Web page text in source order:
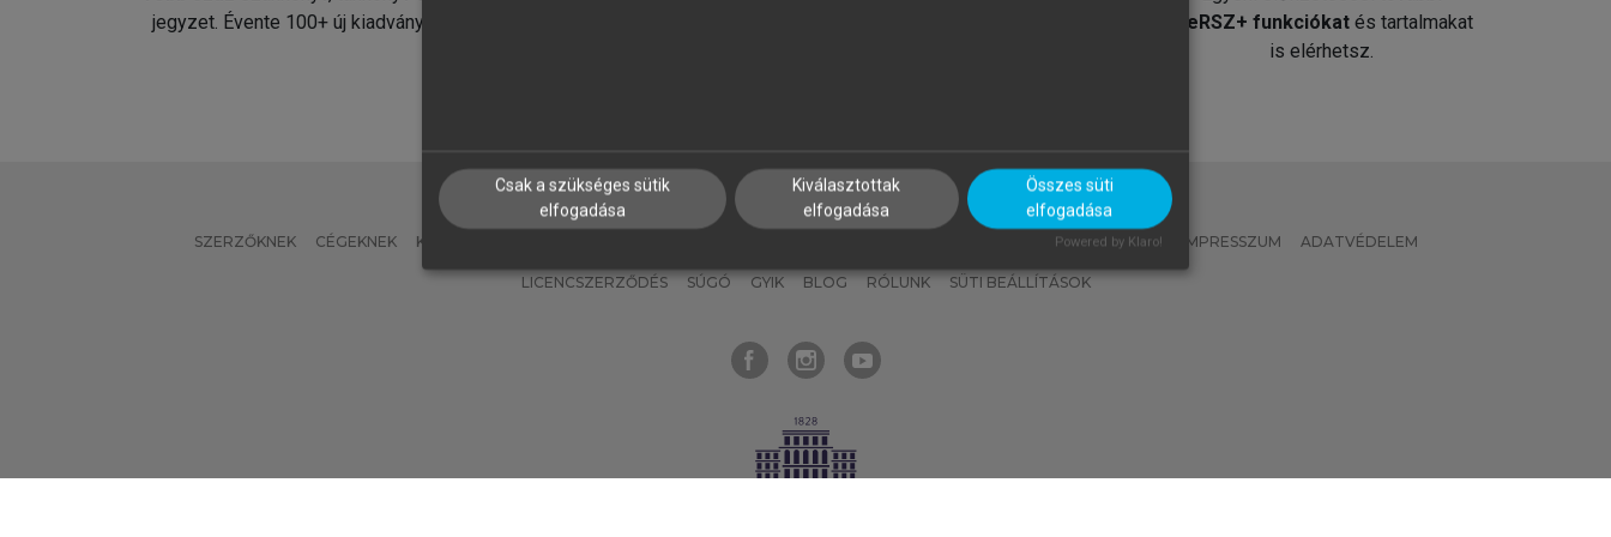
jegyzet. Évente 100+ új kiadvány.
MeRSZ+ funkciókat és tartalmakat
is elérhetsz.
SZERZŐKNEK CÉGEKNEK KÖNYVTÁROSOKNAK MI – ÁLTALÁNOS IRÁNYELVEK IMPRESSZUM ADATVÉDELEM
LICENCSZERZŐDÉS SÚGÓ GYIK BLOG RÓLUNK SÜTI BEÁLLÍTÁSOK
Csak a szükséges sütik
elfogadása
Kiválasztottak
elfogadása
Összes süti
elfogadása
Powered by Klaro!